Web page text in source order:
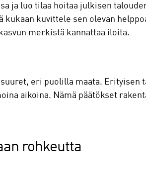
ja luo tilaa hoitaa julkisen
kuvittele sen olevan
merkistä kannattaa iloita.
eri puolilla maata. Erityisen
aikoina. Nämä päätökset
rohkeutta